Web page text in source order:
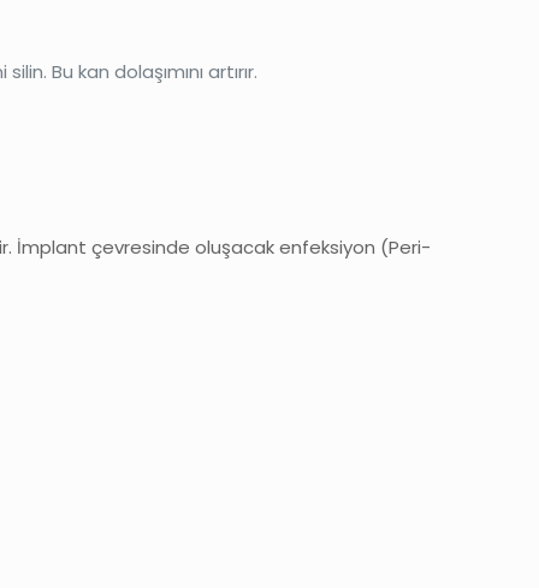
Bu kan dolaşımını artırır.
İmplant çevresinde oluşacak enfeksiyon (Peri-